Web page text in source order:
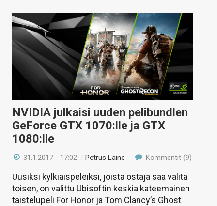
NVIDIA julkaisi uuden pelibundlen
GeForce GTX 1070:lle ja GTX
1080:lle
31.1.2017 - 17:02 /Petrus Laine Kommentit (9)
Uusiksi kylkiäispeleiksi, joista ostaja saa valita
toisen, on valittu Ubisoftin keskiaikateemainen
taistelupeli For Honor ja Tom Clancy’s Ghost